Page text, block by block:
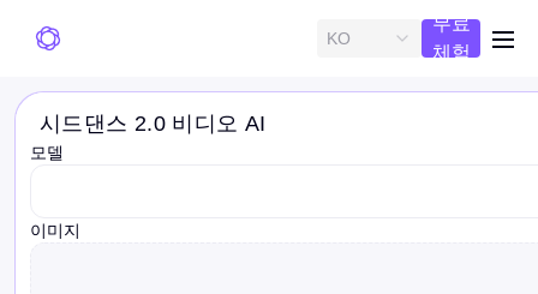
KO
무료
체험
시드댄스 2.0 비디오 AI
모델
이미지